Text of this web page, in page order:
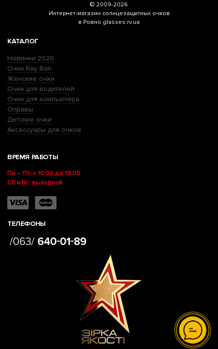
© 2009-2026
Интернет-магазин солнцезащитных очков
в Ровно glasses.rv.ua
КАТАЛОГ
Новинки 2026
Очки Ray Ban
Женские очки
Очки для водителей
Очки для компьютера
Оправы
Детские очки
Аксессуары для очков
ВРЕМЯ РАБОТЫ
Пн – Пт: с 10:00 до 19:00
Сб и Вс: выходной
ТЕЛЕФОНЫ